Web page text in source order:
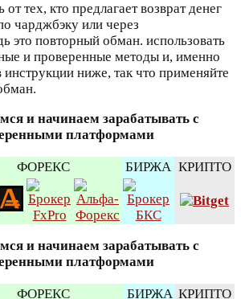
тех, кто предлагает возврат денег
чарджбэку или через
это повторный обман. использовать
и проверенные методы и, именно
ниже, так что применяйте
и начинаем зарабатывать с
платформами
ФОРЕКС БИРЖА КРИПТО
и начинаем зарабатывать с
платформами
ФОРЕКС БИРЖА КРИПТО